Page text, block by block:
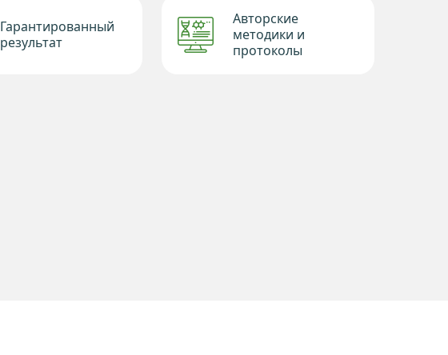
Гарантированный
результат
Авторские
методики и
протоколы